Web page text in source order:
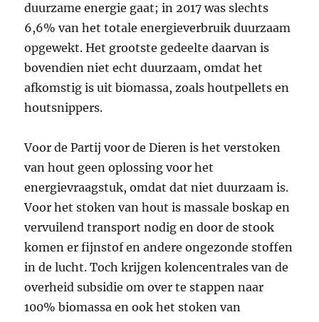
duurzame energie gaat; in 2017 was slechts
6,6% van het totale energieverbruik duurzaam
opgewekt. Het grootste gedeelte daarvan is
bovendien niet echt duurzaam, omdat het
afkomstig is uit biomassa, zoals houtpellets en
houtsnippers.
Voor de Partij voor de Dieren is het verstoken
van hout geen oplossing voor het
energievraagstuk, omdat dat niet duurzaam is.
Voor het stoken van hout is massale boskap en
vervuilend transport nodig en door de stook
komen er fijnstof en andere ongezonde stoffen
in de lucht. Toch krijgen kolencentrales van de
overheid subsidie om over te stappen naar
100% biomassa en ook het stoken van